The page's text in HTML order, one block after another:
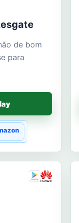
de bom
para